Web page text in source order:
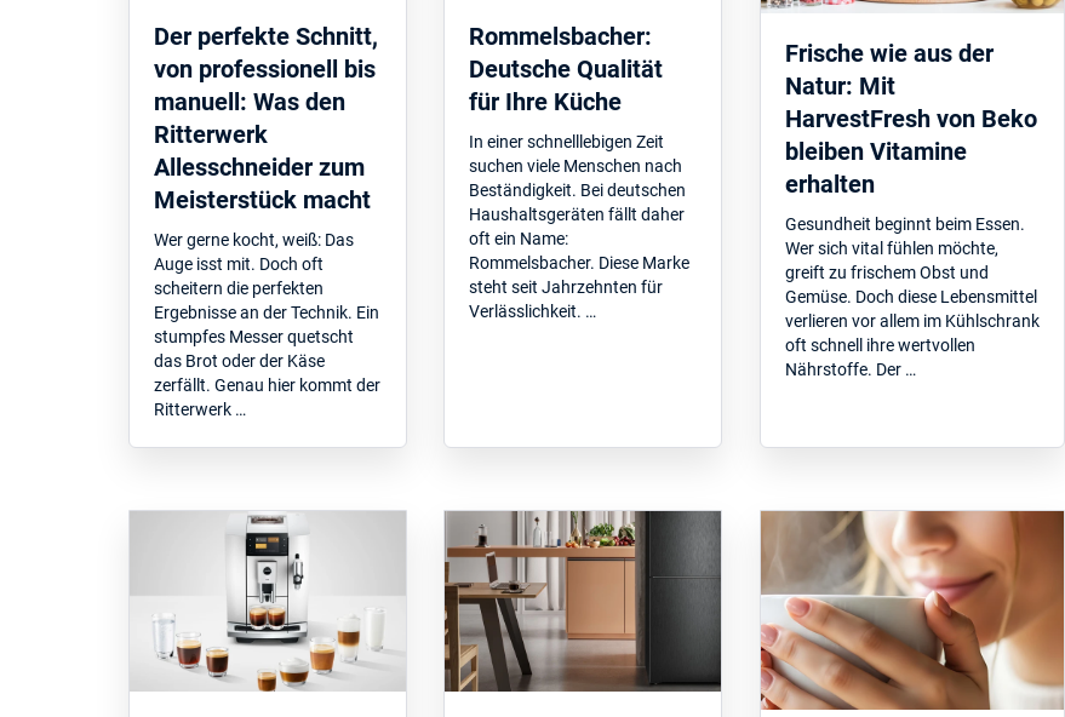
Der perfekte Schnitt,
von professionell bis
manuell: Was den
Ritterwerk
Allesschneider zum
Meisterstück macht
Wer gerne kocht, weiß: Das
Auge isst mit. Doch oft
scheitern die perfekten
Ergebnisse an der Technik. Ein
stumpfes Messer quetscht
das Brot oder der Käse
zerfällt. Genau hier kommt der
Ritterwerk …
Rommelsbacher:
Deutsche Qualität
für Ihre Küche
In einer schnelllebigen Zeit
suchen viele Menschen nach
Beständigkeit. Bei deutschen
Haushaltsgeräten fällt daher
oft ein Name:
Rommelsbacher. Diese Marke
steht seit Jahrzehnten für
Verlässlichkeit. …
Frische wie aus der
Natur: Mit
HarvestFresh von Beko
bleiben Vitamine
erhalten
Gesundheit beginnt beim Essen.
Wer sich vital fühlen möchte,
greift zu frischem Obst und
Gemüse. Doch diese Lebensmittel
verlieren vor allem im Kühlschrank
oft schnell ihre wertvollen
Nährstoffe. Der …